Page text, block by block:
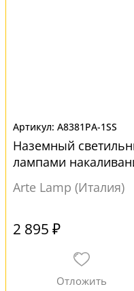
A8381PA-1SS
Наземный
лампами
Arte Lamp (Италия)
2 895 ₽